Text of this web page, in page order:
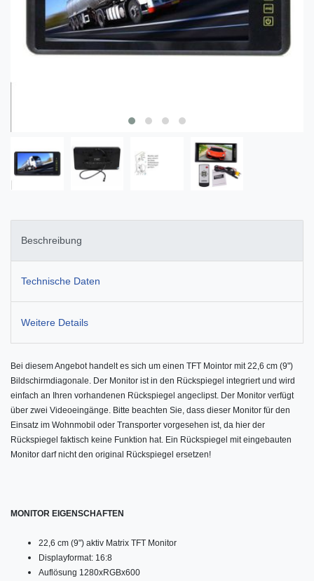
Beschreibung
Technische Daten
Weitere Details
Bei diesem Angebot handelt es sich um einen TFT Mointor mit 22,6 cm (9")
Bildschirmdiagonale. Der Monitor ist in den Rückspiegel integriert und wird
einfach an Ihren vorhandenen Rückspiegel angeclipst. Der Monitor verfügt
über zwei Videoeingänge. Bitte beachten Sie, dass dieser Monitor für den
Einsatz im Wohnmobil oder Transporter vorgesehen ist, da hier der
Rückspiegel faktisch keine Funktion hat. Ein Rückspiegel mit eingebauten
Monitor darf nicht den original Rückspiegel ersetzen!
MONITOR EIGENSCHAFTEN
22,6 cm (9") aktiv Matrix TFT Monitor
Displayformat: 16:8
Auflösung 1280xRGBx600